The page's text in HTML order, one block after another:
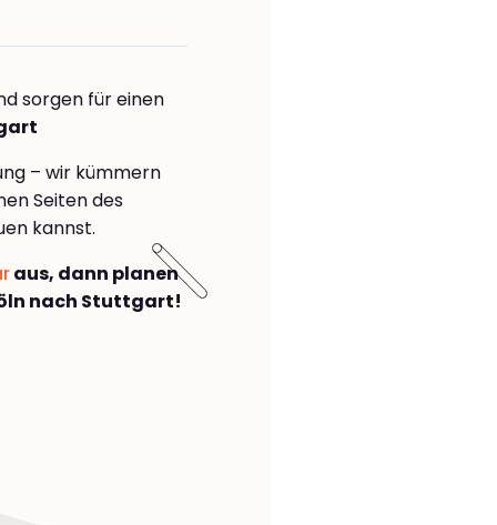
sorgen für einen
– wir kümmern
Seiten des
kannst.
aus, dann planen
nach Stuttgart!